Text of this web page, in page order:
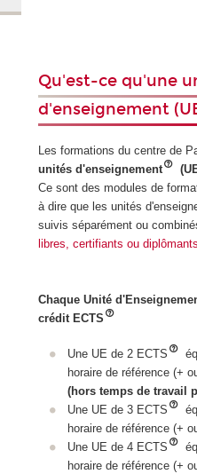
Qu'est-ce qu'une
d'enseignement
Les formations du centre de
unités d'enseignement
Ce sont des modules de
à dire que les unités
suivis séparément ou
libres, certifiants ou diplômants
Chaque Unité
crédit ECTS
Une UE de 2 ECTS
horaire de référence (+
(hors temps de travail
Une UE de 3 ECTS
horaire de référence (+
Une UE de 4 ECTS
horaire de référence (+